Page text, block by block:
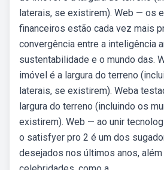
laterais, se existirem). Web — os
financeiros estão cada vez mais
convergência entre a inteligência
sustentabilidade e o mundo das.
imóvel é a largura do terreno
laterais, se existirem). Weba
largura do terreno (incluindo os
existirem). Web — ao unir
o satisfyer pro 2 é um dos
desejados nos últimos anos,